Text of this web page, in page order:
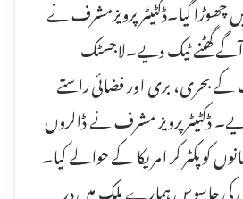
گیا۔ڈکٹیٹر پرویزمشرف نے
گھٹنے ٹیک دیے۔لاجسٹک
بحری، بری اور فضائی راستے
ڈکٹیٹر پرویز مشرف نے ڈالروں
پکٹر کر امریکا کے حوالے کیا۔
کی جاسوس ہمارے ملک میں در